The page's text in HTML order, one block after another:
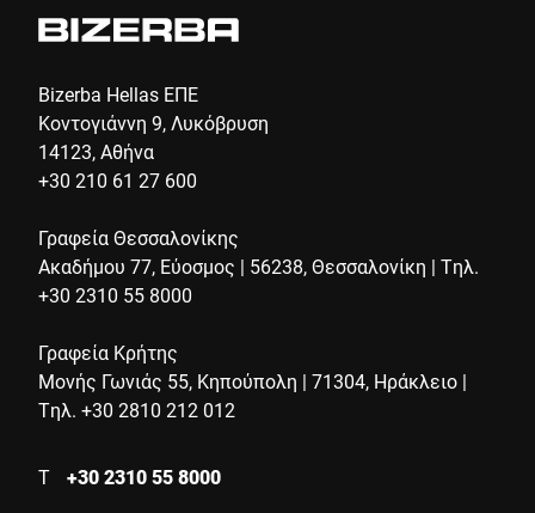
Τηλέφωνο
Σειριακός Αριθμός
Επιβεβαιώνω ότι συμφωνώ με τη χρήση των δεδομένων μου
για να επεξεργαστώ αυτό το αίτημα. Περισσότερες
δεδομένων*
Bizerba Hellas ΕΠΕ
Κοντογιάννη 9, Λυκόβρυση
14123, Αθήνα
+30 210 61 27 600
Γραφεία Θεσσαλονίκης
Ακαδήμου 77, Εύοσμος | 56238, Θεσσαλονίκη | Τηλ.
+30 2310 55 8000
Γραφεία Κρήτης
Μονής Γωνιάς 55, Κηπούπολη | 71304, Ηράκλειο |
Τηλ. +30 2810 212 012
Τ +30 2310 55 8000